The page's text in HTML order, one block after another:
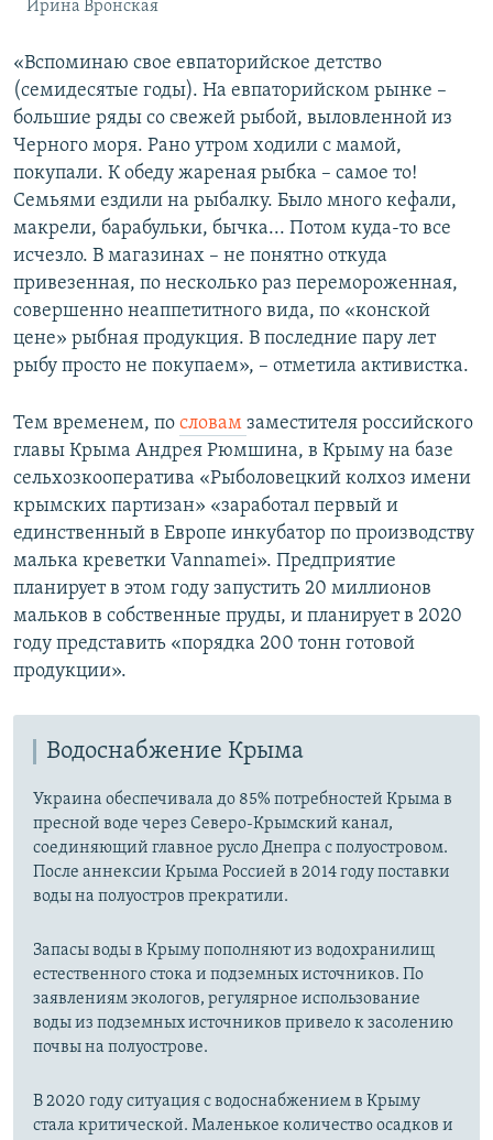
Ирина Вронская
«Вспоминаю свое евпаторийское детство
(семидесятые годы). На евпаторийском рынке –
большие ряды со свежей рыбой, выловленной из
Черного моря. Рано утром ходили с мамой,
покупали. К обеду жареная рыбка – самое то!
Семьями ездили на рыбалку. Было много кефали,
макрели, барабульки, бычка... Потом куда-то все
исчезло. В магазинах – не понятно откуда
привезенная, по несколько раз перемороженная,
совершенно неаппетитного вида, по «конской
цене» рыбная продукция. В последние пару лет
рыбу просто не покупаем», – отметила активистка.
Тем временем, по словам заместителя российского
главы Крыма Андрея Рюмшина, в Крыму на базе
сельхозкооператива «Рыболовецкий колхоз имени
крымских партизан» «заработал первый и
единственный в Европе инкубатор по производству
малька креветки Vannamei». Предприятие
планирует в этом году запустить 20 миллионов
мальков в собственные пруды, и планирует в 2020
году представить «порядка 200 тонн готовой
продукции».
Водоснабжение Крыма
Украина обеспечивала до 85% потребностей Крыма в
пресной воде через Северо-Крымский канал,
соединяющий главное русло Днепра с полуостровом.
После аннексии Крыма Россией в 2014 году поставки
воды на полуостров прекратили.
Запасы воды в Крыму пополняют из водохранилищ
естественного стока и подземных источников. По
заявлениям экологов, регулярное использование
воды из подземных источников привело к засолению
почвы на полуострове.
В 2020 году ситуация с водоснабжением в Крыму
стала критической. Маленькое количество осадков и